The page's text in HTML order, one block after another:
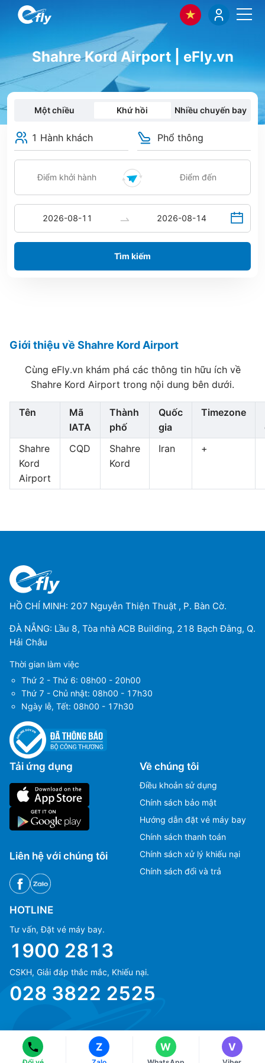
Shahre Kord Airport | eFly.vn
Một chiều Khứ hồi Nhiều chuyến bay
1 Hành khách Phổ thông
Tìm kiếm
Giới thiệu về Shahre Kord Airport
Cùng eFly.vn khám phá các thông tin hữu ích về
Shahre Kord Airport trong nội dung bên dưới.
Tên
Mã
IATA
Thành
phố
Quốc
gia
Timezone
Shahre
Kord
Airport
CQD
Shahre
Kord
Iran +
HỒ CHÍ MINH: 207 Nguyễn Thiện Thuật , P. Bàn Cờ.
ĐÀ NẴNG: Lầu 8, Tòa nhà ACB Building, 218 Bạch Đằng, Q.
Hải Châu
Thời gian làm việc
Thứ 2 - Thứ 6: 08h00 - 20h00
Thứ 7 - Chủ nhật: 08h00 - 17h30
Ngày lễ, Tết: 08h00 - 17h30
Tải ứng dụng
Liên hệ với chúng tôi
Về chúng tôi
Điều khoản sử dụng
Chính sách bảo mật
Hướng dẫn đặt vé máy bay
Chính sách thanh toán
Chính sách xử lý khiếu nại
Chính sách đổi và trả
HOTLINE
Tư vấn, Đặt vé máy bay.
1900 2813
CSKH, Giải đáp thắc mắc, Khiếu nại.
028 3822 2525
© Copyright 2018 eFly.vn · All Rights reserved.
Z W
(+84) 70 854 1213
V